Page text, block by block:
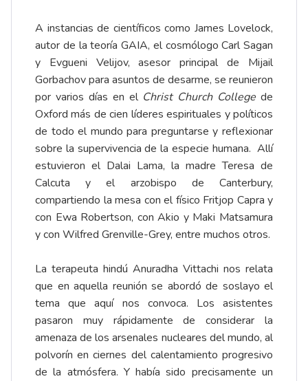
A instancias de científicos como James Lovelock,
autor de la teoría GAIA, el cosmólogo Carl Sagan
y Evgueni Velijov, asesor principal de Mijail
Gorbachov para asuntos de desarme, se reunieron
por varios días en el Christ Church College de
Oxford más de cien líderes espirituales y políticos
de todo el mundo para preguntarse y reflexionar
sobre la supervivencia de la especie humana. Allí
estuvieron el Dalai Lama, la madre Teresa de
Calcuta y el arzobispo de Canterbury,
compartiendo la mesa con el físico Fritjop Capra y
con Ewa Robertson, con Akio y Maki Matsamura
y con Wilfred Grenville-Grey, entre muchos otros.
La terapeuta hindú Anuradha Vittachi nos relata
que en aquella reunión se abordó de soslayo el
tema que aquí nos convoca. Los asistentes
pasaron muy rápidamente de considerar la
amenaza de los arsenales nucleares del mundo, al
polvorín en ciernes del calentamiento progresivo
de la atmósfera. Y había sido precisamente un